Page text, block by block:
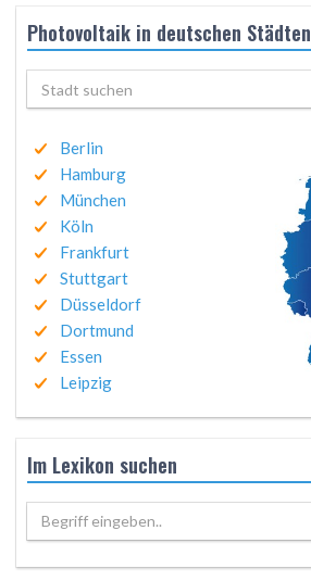
Photovoltaik in deutschen Städten
Berlin
Hamburg
München
Köln
Frankfurt
Stuttgart
Düsseldorf
Dortmund
Essen
Leipzig
Im Lexikon suchen
Begriff eingeben..